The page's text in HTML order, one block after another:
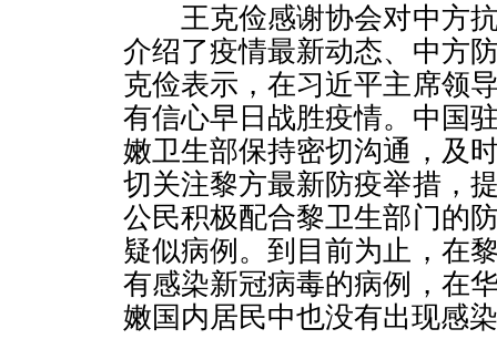
王克俭感谢协会对中方抗
介绍了疫情最新动态、中方
克俭表示，在习近平主席领
有信心早日战胜疫情。中国
嫩卫生部保持密切沟通，及
切关注黎方最新防疫举措，
公民积极配合黎卫生部门的
疑似病例。到目前为止，在
有感染新冠病毒的病例，在
嫩国内居民中也没有出现感